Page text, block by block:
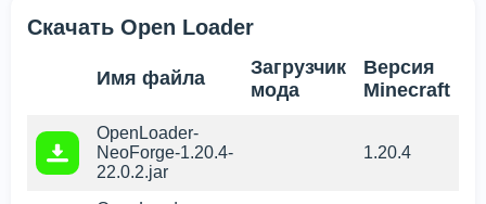
Скачать Open Loader
Имя файла
Загрузчик
мода
Версия
Minecraft
OpenLoader-
NeoForge-1.20.4-
22.0.2.jar
1.20.4